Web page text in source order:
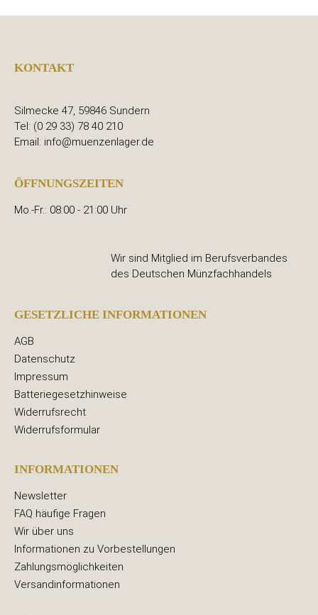
KONTAKT
Silmecke 47, 59846 Sundern
Tel: (0 29 33) 78 40 210
Email: info@muenzenlager.de
ÖFFNUNGSZEITEN
Mo.-Fr.: 08:00 - 21:00 Uhr
Wir sind Mitglied im Berufsverbandes
des Deutschen Münzfachhandels
GESETZLICHE INFORMATIONEN
AGB
Datenschutz
Impressum
Batteriegesetzhinweise
Widerrufsrecht
Widerrufsformular
INFORMATIONEN
Newsletter
FAQ häufige Fragen
Wir über uns
Informationen zu Vorbestellungen
Zahlungsmöglichkeiten
Versandinformationen